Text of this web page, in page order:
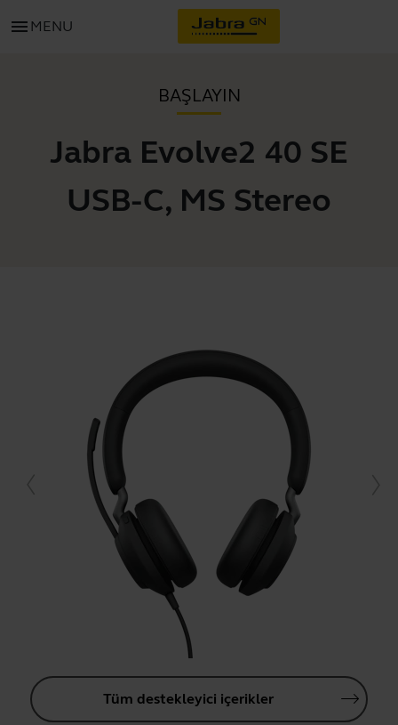
menu MENU
BAŞLAYIN
Jabra Evolve2 40 SE
USB-C, MS Stereo
Tüm destekleyici içerikler